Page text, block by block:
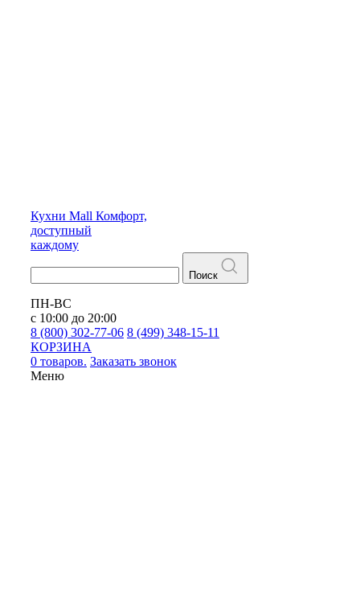
Кухни Mall Комфорт,
доступный
каждому
Поиск
ПН-ВС
с 10:00 до 20:00
8 (800) 302-77-06 8 (499) 348-15-11
КОРЗИНА
0 товаров. Заказать звонок
Меню